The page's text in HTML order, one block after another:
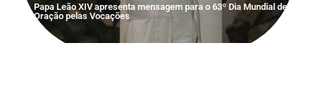
Papa Leão XIV apresenta mensagem para o 63º Dia Mundial de
Oração pelas Vocações